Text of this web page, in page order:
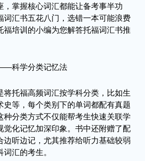
，掌握核心词汇都能让备考事半功
词汇书五花八门，选错一本可能浪费
福培训的小编为您解答托福词汇书推
科学分类记忆法
将托福高频词汇按学科分类，比如生
史等，每个类别下的单词都配有真题
种分类方式不仅能帮考生快速关联学
觉化记忆加深印象。书中还附赠了配
边听边记，尤其推荐给听力基础较弱
汇的考生。